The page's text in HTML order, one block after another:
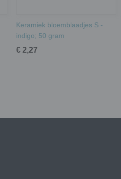
Keramiek bloemblaadjes S -
indigo; 50 gram
€ 2,27